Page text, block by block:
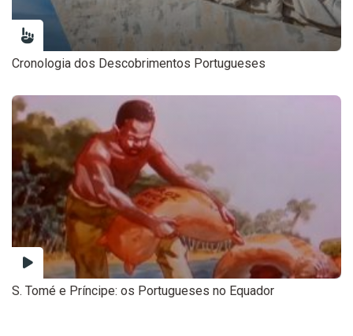
Cronologia dos Descobrimentos Portugueses
S. Tomé e Príncipe: os Portugueses no Equador